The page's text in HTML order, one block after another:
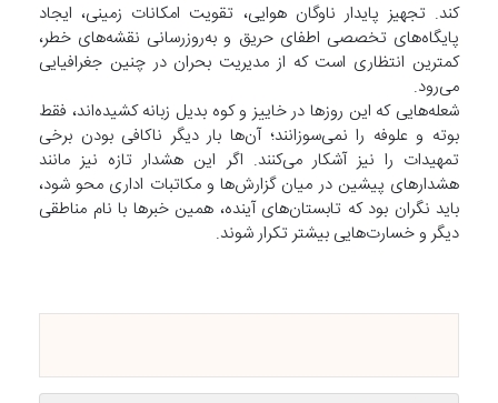
کند. تجهیز پایدار ناوگان هوایی، تقویت امکانات زمینی، ایجاد
پایگاه‌های تخصصی اطفای حریق و به‌روزرسانی نقشه‌های خطر،
کمترین انتظاری است که از مدیریت بحران در چنین جغرافیایی
می‌رود.
شعله‌هایی که این روزها در خاییز و کوه بدیل زبانه کشیده‌اند، فقط
بوته و علوفه را نمی‌سوزانند؛ آن‌ها بار دیگر ناکافی بودن برخی
تمهیدات را نیز آشکار می‌کنند. اگر این هشدار تازه نیز مانند
هشدارهای پیشین در میان گزارش‌ها و مکاتبات اداری محو شود،
باید نگران بود که تابستان‌های آینده، همین خبرها با نام مناطقی
دیگر و خسارت‌هایی بیشتر تکرار شوند.